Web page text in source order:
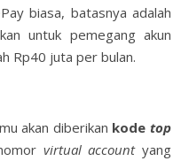
biasa, batasnya adalah
untuk pemegang akun
Rp40 juta per bulan.
akan diberikan kodetop
virtual accountyang